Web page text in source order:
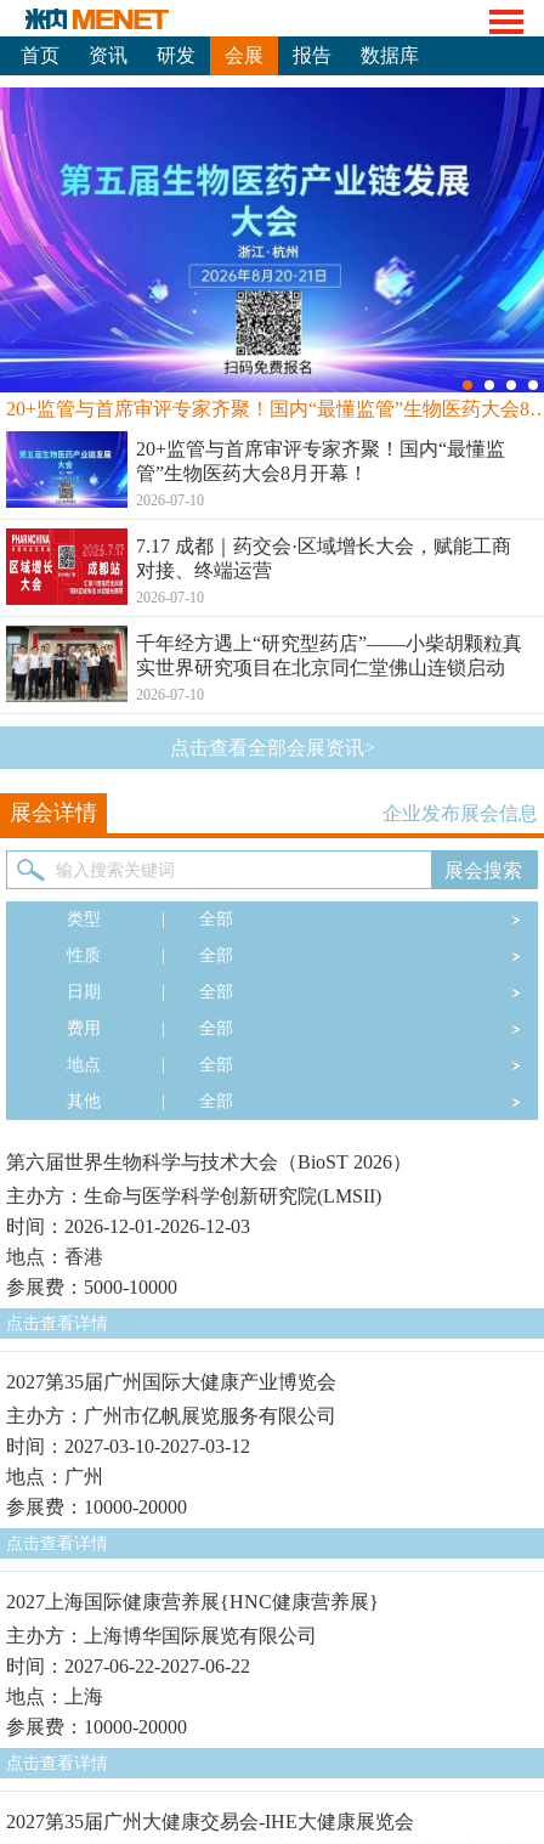
首页 资讯 研发 会展 报告 数据库
20+监管与首席审评专家齐聚！国内“最
20+监管与首席审评专家齐聚！国内“最懂监
管”生物医药大会8月开幕！
2026-07-10
7.17 成都｜药交会·区域增长大会，赋能工商
对接、终端运营
2026-07-10
千年经方遇上“研究型药店”——小柴胡颗粒真
实世界研究项目在北京同仁堂佛山连锁启动
2026-07-10
点击查看全部会展资讯>
展会详情 企业发布展会信息
类型
全部
性质
全部
日期
全部
费用
全部
地点
全部
其他
全部
第六届世界生物科学与技术大会（BioST 2026）
主办方：生命与医学科学创新研究院(LMSII)
时间：2026-12-01-2026-12-03
地点：香港
参展费：5000-10000
点击查看详情
2027第35届广州国际大健康产业博览会
主办方：广州市亿帆展览服务有限公司
时间：2027-03-10-2027-03-12
地点：广州
参展费：10000-20000
点击查看详情
2027上海国际健康营养展{HNC健康营养展}
主办方：上海博华国际展览有限公司
时间：2027-06-22-2027-06-22
地点：上海
参展费：10000-20000
点击查看详情
2027第35届广州大健康交易会-IHE大健康展览会